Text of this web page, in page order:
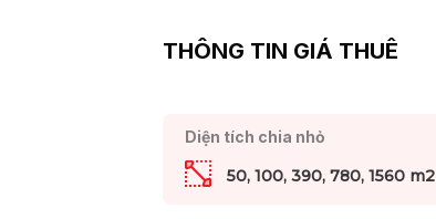
THÔNG TIN GIÁ THUÊ
Diện tích chia nhỏ
50, 100, 390, 780, 1560 m2